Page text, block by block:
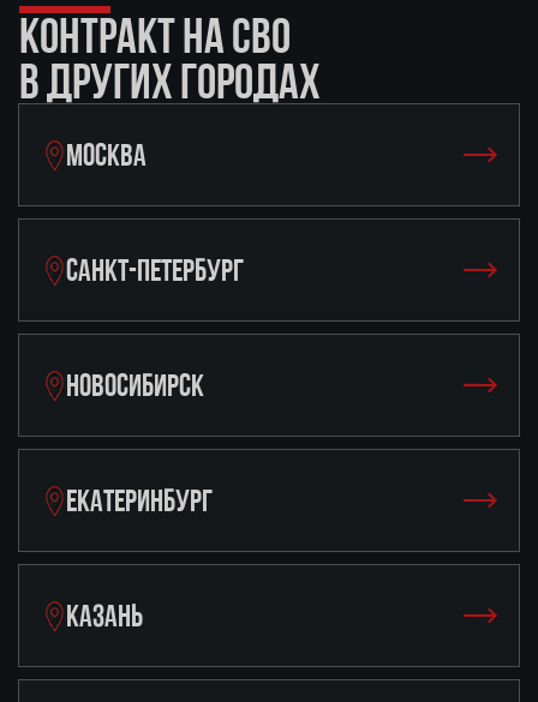
КОНТРАКТ НА СВО
В ДРУГИХ ГОРОДАХ
МОСКВА
САНКТ-ПЕТЕРБУРГ
НОВОСИБИРСК
ЕКАТЕРИНБУРГ
КАЗАНЬ